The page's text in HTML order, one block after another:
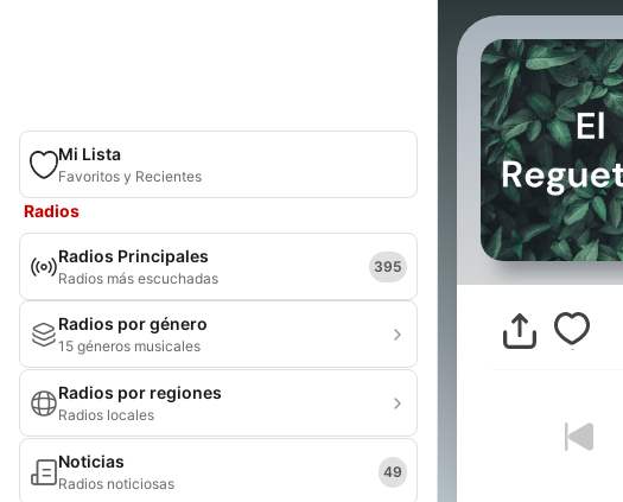
Mi Lista
Favoritos y Recientes
Radios
Radios Principales
Radios más escuchadas
395
Radios por género
15 géneros musicales
Radios por regiones
Radios locales
Noticias
Radios noticiosas
49